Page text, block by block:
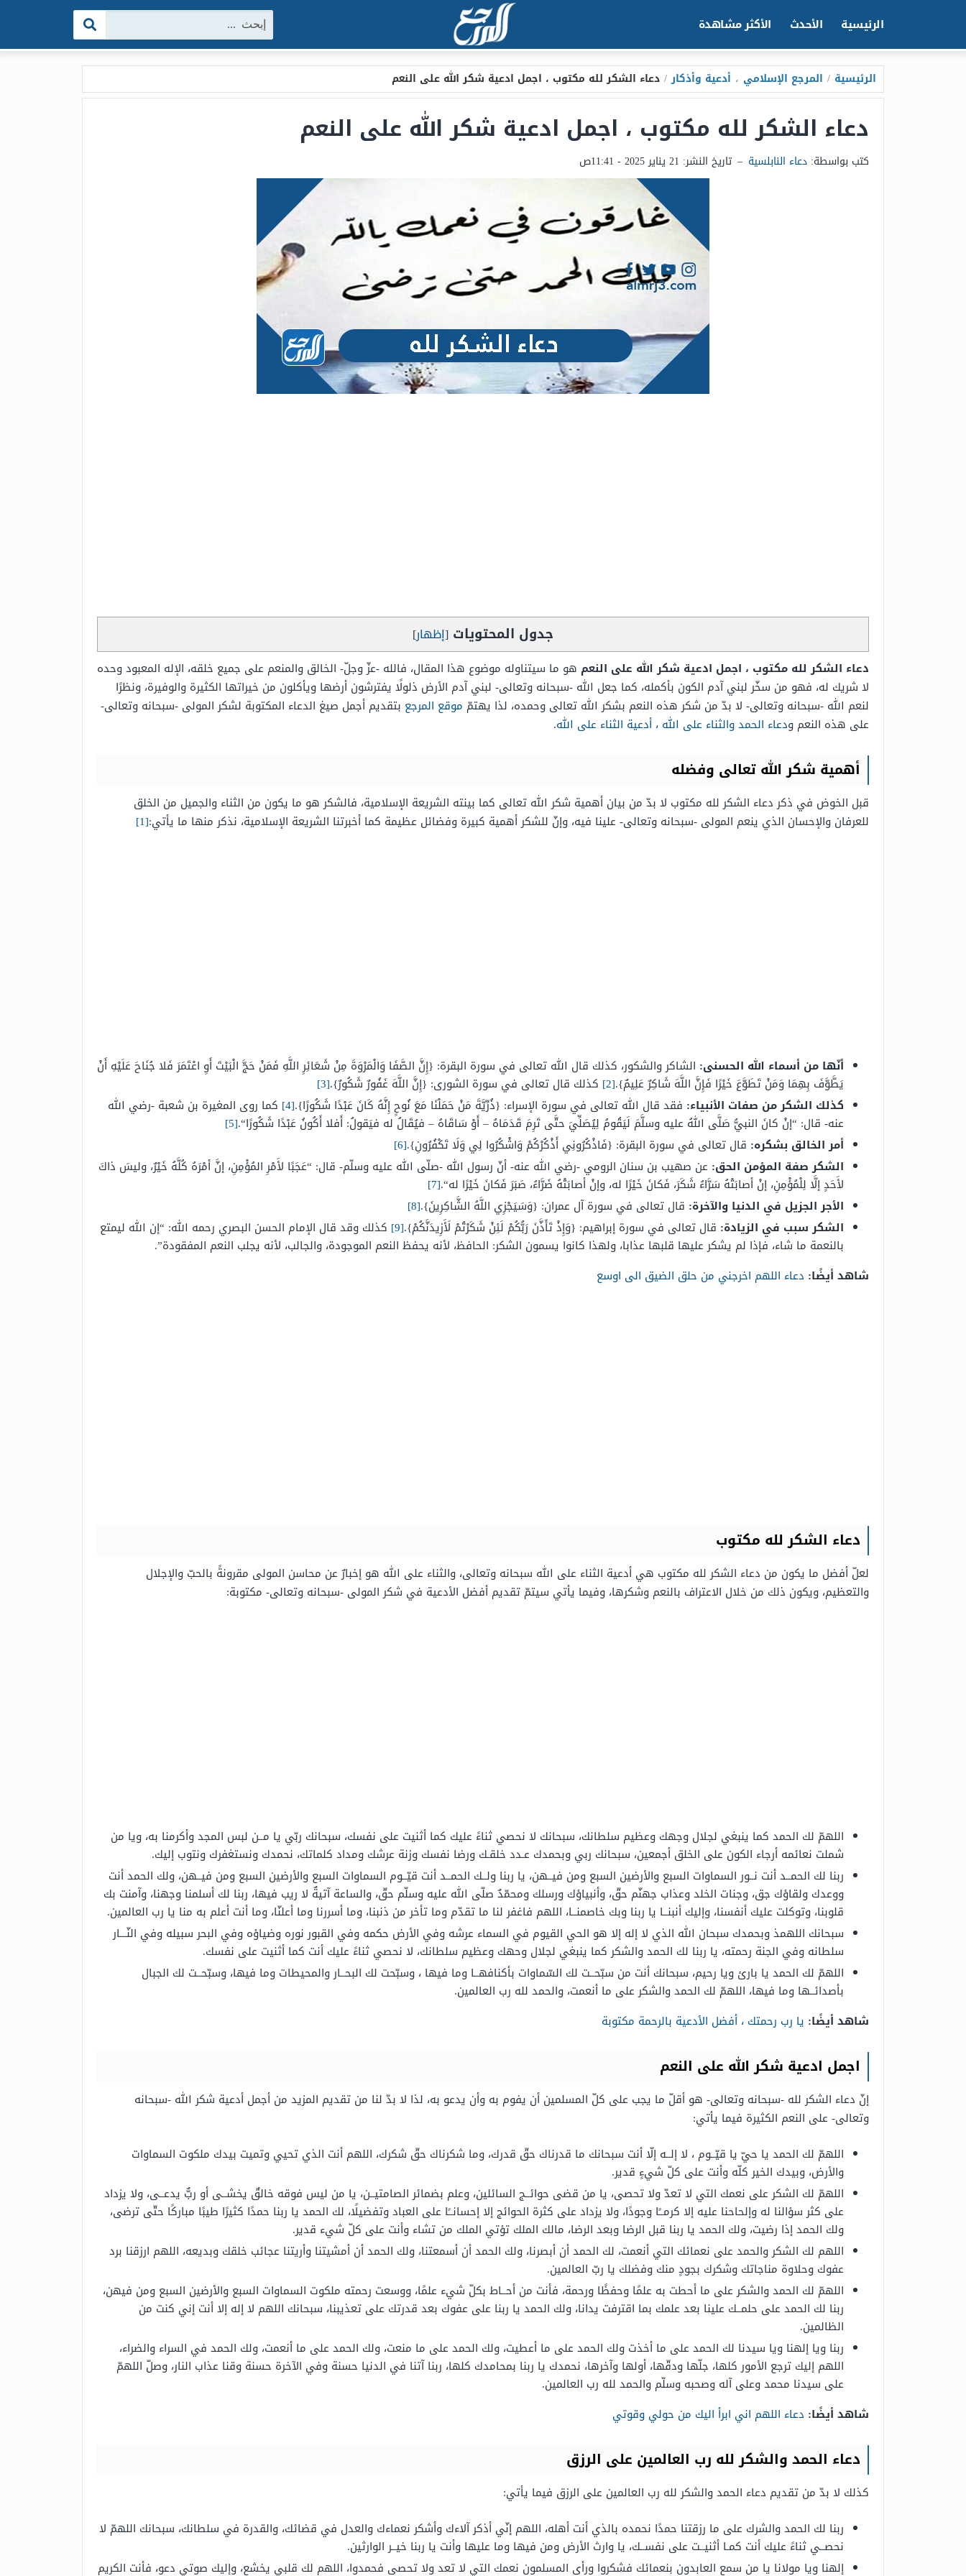
الرئيسية الأحدث الأكثر مشاهدة البحث:
الرئيسية / المرجع الإسلامي ، أدعية وأذكار / دعاء الشكر لله مكتوب ، اجمل ادعية شكر الله على النعم
دعاء الشكر لله مكتوب ، اجمل ادعية شكر الله على النعم
كتب بواسطة: دعاء النابلسية – تاريخ النشر: 21 يناير 2025 - 11:41ص
جدول المحتويات [إظهار]
دعاء الشكر لله مكتوب ، اجمل ادعية شكر الله على النعم هو ما سيتناوله موضوع هذا المقال، فالله -عزّ وجلّ- الخالق والمنعم على جميع خلقه، الإله المعبود وحده
لا شريك له، فهو من سخّر لبني آدم الكون بأكمله، كما جعل الله -سبحانه وتعالى- لبني آدم الأرض ذلولًا يفترشون أرضها ويأكلون من خيراتها الكثيرة والوفيرة، ونظرًا
لنعم الله -سبحانه وتعالى- لا بدّ من شكر هذه النعم بشكر الله تعالى وحمده، لذا يهتمّ موقع المرجع بتقديم أجمل صيغ الدعاء المكتوبة لشكر المولى -سبحانه وتعالى-
على هذه النعم ودعاء الحمد والثناء على الله ، أدعية الثناء على الله.
أهمية شكر الله تعالى وفضله
قبل الخوض في ذكر دعاء الشكر لله مكتوب لا بدّ من بيان أهمية شكر الله تعالى كما بينته الشريعة الإسلامية، فالشكر هو ما يكون من الثناء والجميل من الخلق
للعرفان والإحسان الذي ينعم المولى -سبحانه وتعالى- علينا فيه، وإنّ للشكر أهمية كبيرة وفضائل عظيمة كما أخبرتنا الشريعة الإسلامية، نذكر منها ما يأتي:[1]
أنّها من أسماء الله الحسنى: الشاكر والشكور، كذلك قال الله تعالى في سورة البقرة: {إِنَّ الصَّفَا وَالْمَرْوَةَ مِنْ شَعَائِرِ اللَّهِ فَمَنْ حَجَّ الْبَيْتَ أَوِ اعْتَمَرَ فَلا جُنَاحَ عَلَيْهِ أَنْ
يَطَّوَّفَ بِهِمَا وَمَنْ تَطَوَّعَ خَيْرًا فَإِنَّ اللَّهَ شَاكِرٌ عَلِيمٌ}.[2] كذلك قال تعالى في سورة الشورى: {إِنَّ اللَّهَ غَفُورٌ شَكُورٌ}.[3]
كذلك الشكر من صفات الأنبياء: فقد قال الله تعالى في سورة الإسراء: {ذُرِّيَّةَ مَنْ حَمَلْنَا مَعَ نُوحٍ إِنَّهُ كَانَ عَبْدًا شَكُورًا}.[4]
كما روى المغيرة بن شعبة -رضي الله
عنه- قال: “إنْ كانَ النبيُّ صَلَّى اللهُ عليه وسلَّمَ لَيَقُومُ لِيُصَلِّيَ حتَّى تَرِمَ قَدَمَاهُ – أَوْ سَاقَاهُ – فيُقَالُ له فيَقولُ: أَفلا أَكُونُ عَبْدًا شَكُورًا“.
[5]
أمر الخالق بشكره: قال تعالى في سورة البقرة: {فَاذْكُرُونِي أَذْكُرْكُمْ وَاشْكُرُوا لِي وَلَا تَكْفُرُونِ}.[6]
الشكر صفة المؤمن الحق: عن صهيب بن سنان الرومي -رضي الله عنه- أنّ رسول الله -صلّى الله عليه وسلّم- قال: “عَجَبًا لأَمْرِ المُؤْمِنِ، إنَّ أمْرَهُ كُلَّهُ خَيْرٌ، وليسَ ذاكَ
لأَحَدٍ إلَّا لِلْمُؤْمِنِ، إنْ أصابَتْهُ سَرَّاءُ شَكَرَ، فَكانَ خَيْرًا له، وإنْ أصابَتْهُ ضَرَّاءُ، صَبَرَ فَكانَ خَيْرًا له“.
[7]
الأجر الجزيل في الدنيا والآخرة: قال تعالى في سورة آل عمران: {وَسَيَجْزِي اللَّهُ الشَّاكِرِينَ}.[8]
الشكر سبب في الزيادة: قال تعالى في سورة إبراهيم: {وَإِذْ تَأَذَّنَ رَبُّكُمْ لَئِنْ شَكَرْتُمْ لَأَزِيدَنَّكُمْ}.[9]
كذلك وقد قال الإمام الحسن البصري رحمه الله: “إن الله ليمتع
بالنعمة ما شاء، فإذا لم يشكر عليها قلبها عذابا، ولهذا كانوا يسمون الشكر: الحافظ، لأنه يحفظ النعم الموجودة، والجالب، لأنه يجلب النعم المفقودة”.
شاهد أيضًا: دعاء اللهم اخرجني من حلق الضيق الى اوسع
دعاء الشكر لله مكتوب
لعلّ أفضل ما يكون من دعاء الشكر لله مكتوب هي أدعية الثناء على الله سبحانه وتعالى، والثناء على الله هو إخبارٌ عن محاسن المولى مقرونةً بالحبّ والإجلال
والتعظيم، ويكون ذلك من خلال الاعتراف بالنعم وشكرها، وفيما يأتي سيتمّ تقديم أفضل الأدعية في شكر المولى -سبحانه وتعالى- مكتوبة:
اللهمّ لك الحمد كما ينبغي لجلال وجهك وعظيم سلطانك، سبحانك لا نحصي ثناءً عليك كما أثنيت على نفسك، سبحانك ربّي يا مــن لبس المجد وأكرمنا به، ويا من
شملت نعائمه أرجاء الكون على الخلق أجمعين، سبحانك ربي وبحمدك عـدد خلقـك ورضا نفسك وزنة عرشك ومداد كلماتك، نحمدك ونستغفرك ونتوب إليك.
ربنا لك الحمــد أنت نــور السماوات السبع والأرضين السبع ومن فيــهن، يا ربنا ولــك الحمــد أنت قيّــوم السماوات السبع والأرضين السبع ومن فيــهن، ولك الحمد أنت
ووعدك ولقاؤك جق، وجنات الخلد وعذاب جهنّم حقّ، وأنبياؤك ورسلك ومحمّدٌ صلّى الله عليه وسلّم حقّ، والساعة آتيةٌ لا ريب فيها، ربنا لك أسلمنا وجهنا، وآمنت بك
قلوبنا، وتوكلت عليك أنفسنا، وإليك أنبنــا يا ربنا وبك خاصمنــا، اللهم فاغفر لنا ما تقدّم وما تأخر من ذنبنا، وما أسررنا وما أعلنّا، وما أنت أعلم به منا يا رب العالمين.
سبحانك اللهمذ وبحمدك سبحان الله الذي لا إله إلا هو الحي القيوم في السماء عرشه وفي الأرض حكمه وفي القبور نوره وضياؤه وفي البحر سبيله وفي النّـــار
سلطانه وفي الجنة رحمته، يا ربنا لك الحمد والشكر كما ينبغي لجلال وحهك وعظيم سلطانك، لا نحصي ثناءً عليك أنت كما أثنيت على نفسك.
اللهمّ لك الحمد يا بارئ ويا رحيم، سبحانك أنت من سبّحــت لك السّماوات بأكنافهــا وما فيها ، وسبّحت لك البحــار والمحيطات وما فيها، وسبّحــت لك الجبال
بأصدائــها وما فيها، اللهمّ لك الحمد والشكر على ما أنعمت، والحمد لله رب العالمين.
شاهد أيضًا: يا رب رحمتك ، أفضل الأدعية بالرحمة مكتوبة
اجمل ادعية شكر الله على النعم
إنّ دعاء الشكر لله -سبحانه وتعالى- هو أقلّ ما يجب على كلّ المسلمين أن يفوم به وأن يدعو به، لذا لا بدّ لنا من تقديم المزيد من أجمل أدعية شكر الله -سبحانه
وتعالى- على النعم الكثيرة فيما يأتي:
اللهمّ لك الحمد يا حيّ يا قيّــوم ، لا إلــه إلّا أنت سبحانك ما قدرناك حقّ قدرك، وما شكرناك حقّ شكرك، اللهم أنت الذي تحيي وتميت بيدك ملكوت السماوات
والأرض، وبيدك الخير كلّه وأنت على كلّ شيءٍ قدير.
اللهمّ لك الشكر على نعمك التي لا تعدّ ولا تحصى، يا من قضى حوائــج السائلين، وعلم بضمائر الصامتيــن، يا من ليس فوقه خالقٌ يخشــى أو ربٌّ يدعــى، ولا يزداد
على كثر سؤالنا له وإلحاحنا عليه إلا كرمــًا وجودًا، ولا يزداد على كثرة الحوائج إلا إحسانــًا على العباد وتفضيلًا، لك الحمد يا ربنا حمدًا كثيرًا طيبًا مباركًا حتّى ترضى،
ولك الحمد إذا رضيت، ولك الحمد يا ربنا قبل الرضا وبعد الرضا، مالك الملك تؤتي الملك من تشاء وأنت على كلّ شيء قدير.
اللهم لك الشكر والحمد على نعمائك التي أنعمت، لك الحمد أن أبصرنا، ولك الحمد أن أسمعتنا، ولك الحمد أن أمشيتنا وأريتنا عجائب خلقك وبديعه، اللهم ارزقنا برد
عفوك وحلاوة مناجاتك وشكرك بجودٍ منك وفضلك يا ربّ العالمين.
اللهمّ لك الحمد والشكر على ما أحطت به علمًا وحفظًا ورحمة، فأنت من أحــاط بكلّ شيء علمًا، ووسعت رحمته ملكوت السماوات السبع والأرضين السبع ومن فيهن،
ربنا لك الحمد على حلمــك علينا بعد علمك بما اقترفت يدانا، ولك الحمد يا ربنا على عفوك بعد قدرتك على تعذيبنا، سبحانك اللهم لا إله إلا أنت إني كنت من
الظالمين.
ربنا ويا إلهنا ويا سيدنا لك الحمد على ما أخذت ولك الحمد على ما أعطيت، ولك الحمد على ما منعت، ولك الحمد على ما أنعمت، ولك الحمد في السراء والضراء،
اللهم إليك ترجع الأمور كلها، جلّها ودقّها، أولها وآخرها، نحمدك يا ربنا بمحامدك كلها، ربنا آتنا في الدنيا حسنة وفي الآخرة حسنة وقنا عذاب النار، وصلّ اللهمّ
على سيدنا محمد وعلى آله وصحبه وسلّم والحمد لله رب العالمين.
شاهد أيضًا: دعاء اللهم اني ابرأ اليك من حولي وقوتي
دعاء الحمد والشكر لله رب العالمين على الرزق
كذلك لا بدّ من تقديم دعاء الحمد والشكر لله رب العالمين على الرزق فيما يأتي:
ربنا لك الحمد والشرك على ما رزقتنا حمدًا نحمده بالذي أنت أهله، اللهم إنّي أذكر آلاءك وأشكر نعماءك والعدل في قضائك، والقدرة في سلطانك، سبحانك اللهمّ لا
نحصــي ثناءً عليك أنت كمـا أثنيــت على نفســك، يا وارث الأرض ومن فيها وما عليها وأنت يا ربنا خيــر الوارثين.
إلهنا ويا مولانا يا من سمع العابدون بنعمائك فشكروا ورأى المسلمون نعمك التي لا تعد ولا تحصى فحمدوا، اللهم لك قلبي يخشع، وإليك صوتي دعو، فأنت الكريم